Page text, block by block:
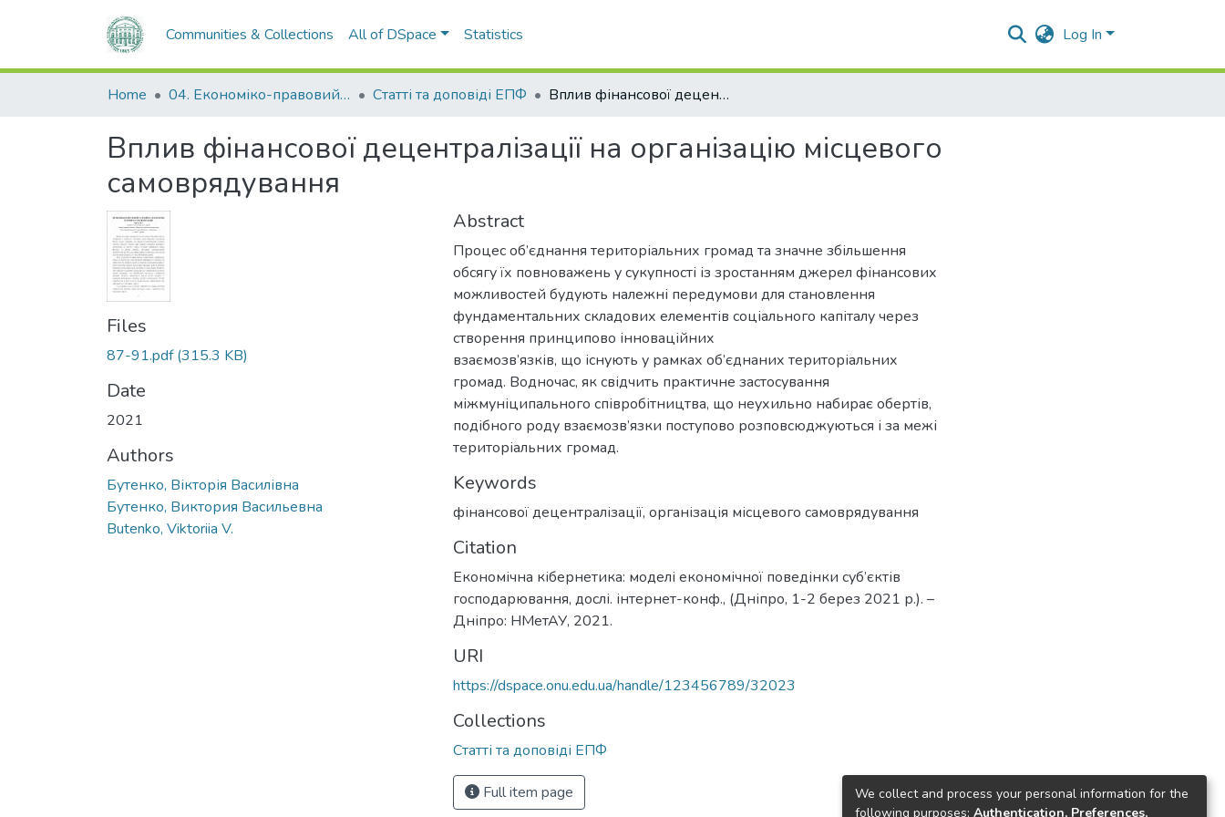
Communities & Collections All of DSpace Statistics Log In
Home 04. Економіко-правовий факультет Статті та доповіді ЕПФ Вплив фінансової децентралізації на організацію місцевого самоврядування
Вплив фінансової децентралізації на організацію місцевого
самоврядування
Files
87-91.pdf(315.3 KB)
Date
2021
Authors
Бутенко, Вікторія Василівна
Бутенко, Виктория Васильевна
Butenko, Viktoriia V.
Abstract
Процес об’єднання територіальних громад та значне збільшення
обсягу їх повноважень у сукупності із зростанням джерел фінансових
можливостей будують належні передумови для становлення
фундаментальних складових елементів соціального капіталу через
створення принципово інноваційних
взаємозв’язків, що існують у рамках об’єднаних територіальних
громад. Водночас, як свідчить практичне застосування
міжмуніципального співробітництва, що неухильно набирає обертів,
подібного роду взаємозв’язки поступово розповсюджуються і за межі
територіальних громад.
Keywords
фінансової децентралізації, організація місцевого самоврядування
Citation
Економічна кібернетика: моделі економічної поведінки суб’єктів
господарювання, дослі. інтернет-конф., (Дніпро, 1-2 берез 2021 р.). –
Дніпро: НМетАУ, 2021.
URI
https://dspace.onu.edu.ua/handle/123456789/32023
Collections
Статті та доповіді ЕПФ
Full item page
We collect and process your personal information for the
following purposes: Authentication, Preferences,